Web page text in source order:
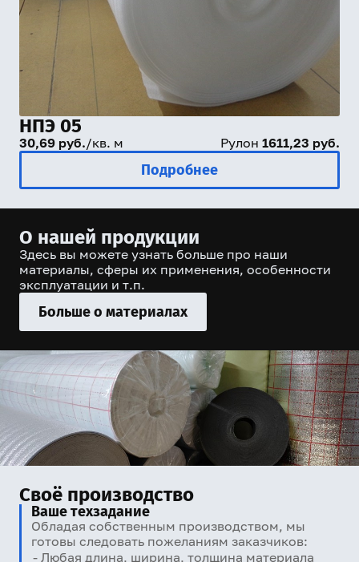
НПЭ 05
30,69 руб./кв. м Рулон 1611,23 руб.
Подробнее
О нашей продукции
Здесь вы можете узнать больше про наши
материалы, сферы их применения, особенности
эксплуатации и т.п.
Больше о материалах
Своё производство
Ваше техзадание
Обладая собственным производством, мы
готовы следовать пожеланиям заказчиков:
Любая длина, ширина, толщина материала